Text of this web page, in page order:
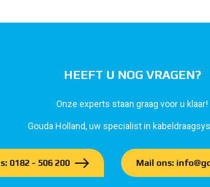
HEEFT U NOG VRAGEN?
Onze experts staan graag voor u klaar!
Gouda Holland, uw specialist in
0182 - 506 200 Mail ons: